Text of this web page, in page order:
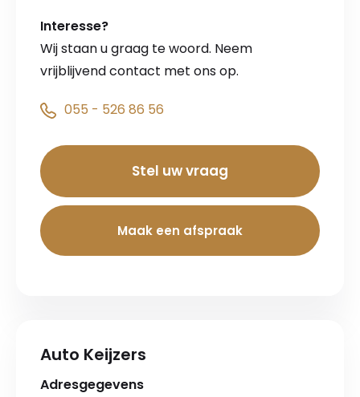
Interesse?
Wij staan u graag te woord. Neem
vrijblijvend contact met ons op.
055 - 526 86 56
Stel uw vraag
Maak een afspraak
Auto Keijzers
Adresgegevens